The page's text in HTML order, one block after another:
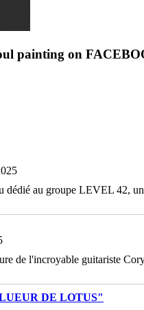
painting on
dédié au groupe LEVEL 42,
de l'incroyable guitariste
DE LOTUS"